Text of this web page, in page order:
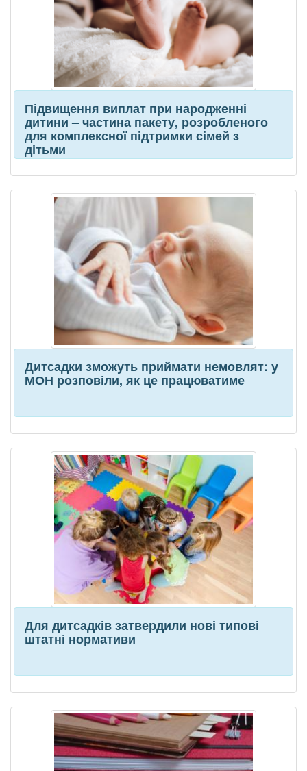
Підвищення виплат при народженні
дитини – частина пакету, розробленого
для комплексної підтримки сімей з
дітьми
Дитсадки зможуть приймати немовлят: у
МОН розповіли, як це працюватиме
Для дитсадків затвердили нові типові
штатні нормативи